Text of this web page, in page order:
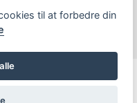
til at forbedre din